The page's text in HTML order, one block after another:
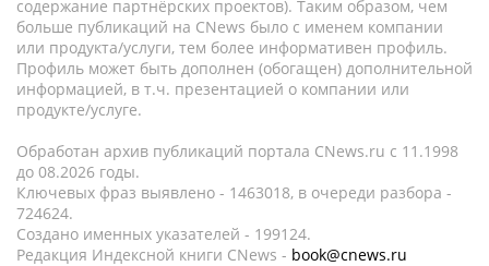
содержание партнёрских проектов). Таким образом, чем
больше публикаций на CNews было с именем компании
или продукта/услуги, тем более информативен профиль.
Профиль может быть дополнен (обогащен) дополнительной
информацией, в т.ч. презентацией о компании или
продукте/услуге.
Обработан архив публикаций портала CNews.ru c 11.1998
до 08.2026 годы.
Ключевых фраз выявлено - 1463018, в очереди разбора -
724624.
Создано именных указателей - 199124.
Редакция Индексной книги CNews - book@cnews.ru